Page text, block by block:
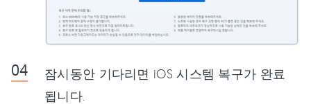
잠시동안 기다리면 iOS 시스템 복구가 완료
됩니다.